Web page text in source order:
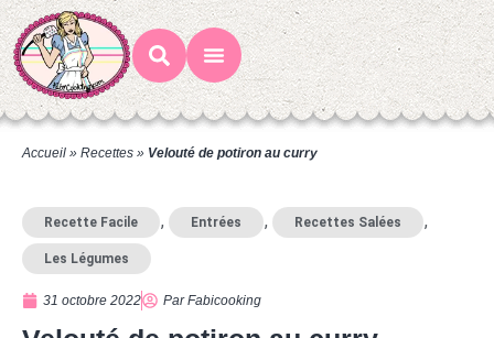
Accueil » Recettes » Velouté de potiron au curry
Recette Facile , Entrées , Recettes Salées ,
Les Légumes
31 octobre 2022 ParFabicooking